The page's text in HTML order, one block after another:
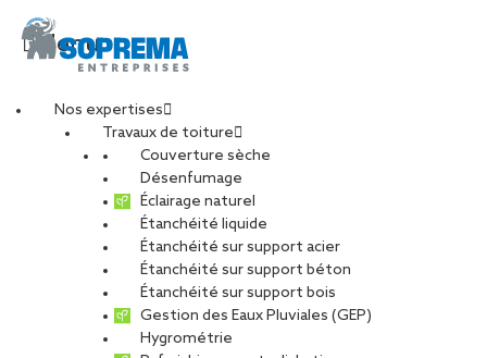
Menu
Nos expertises
Travaux de toiture
Couverture sèche
Désenfumage
Éclairage naturel
Étanchéité liquide
Étanchéité sur support acier
Étanchéité sur support béton
Étanchéité sur support bois
Gestion des Eaux Pluviales (GEP)
Hygrométrie
PARTAGER